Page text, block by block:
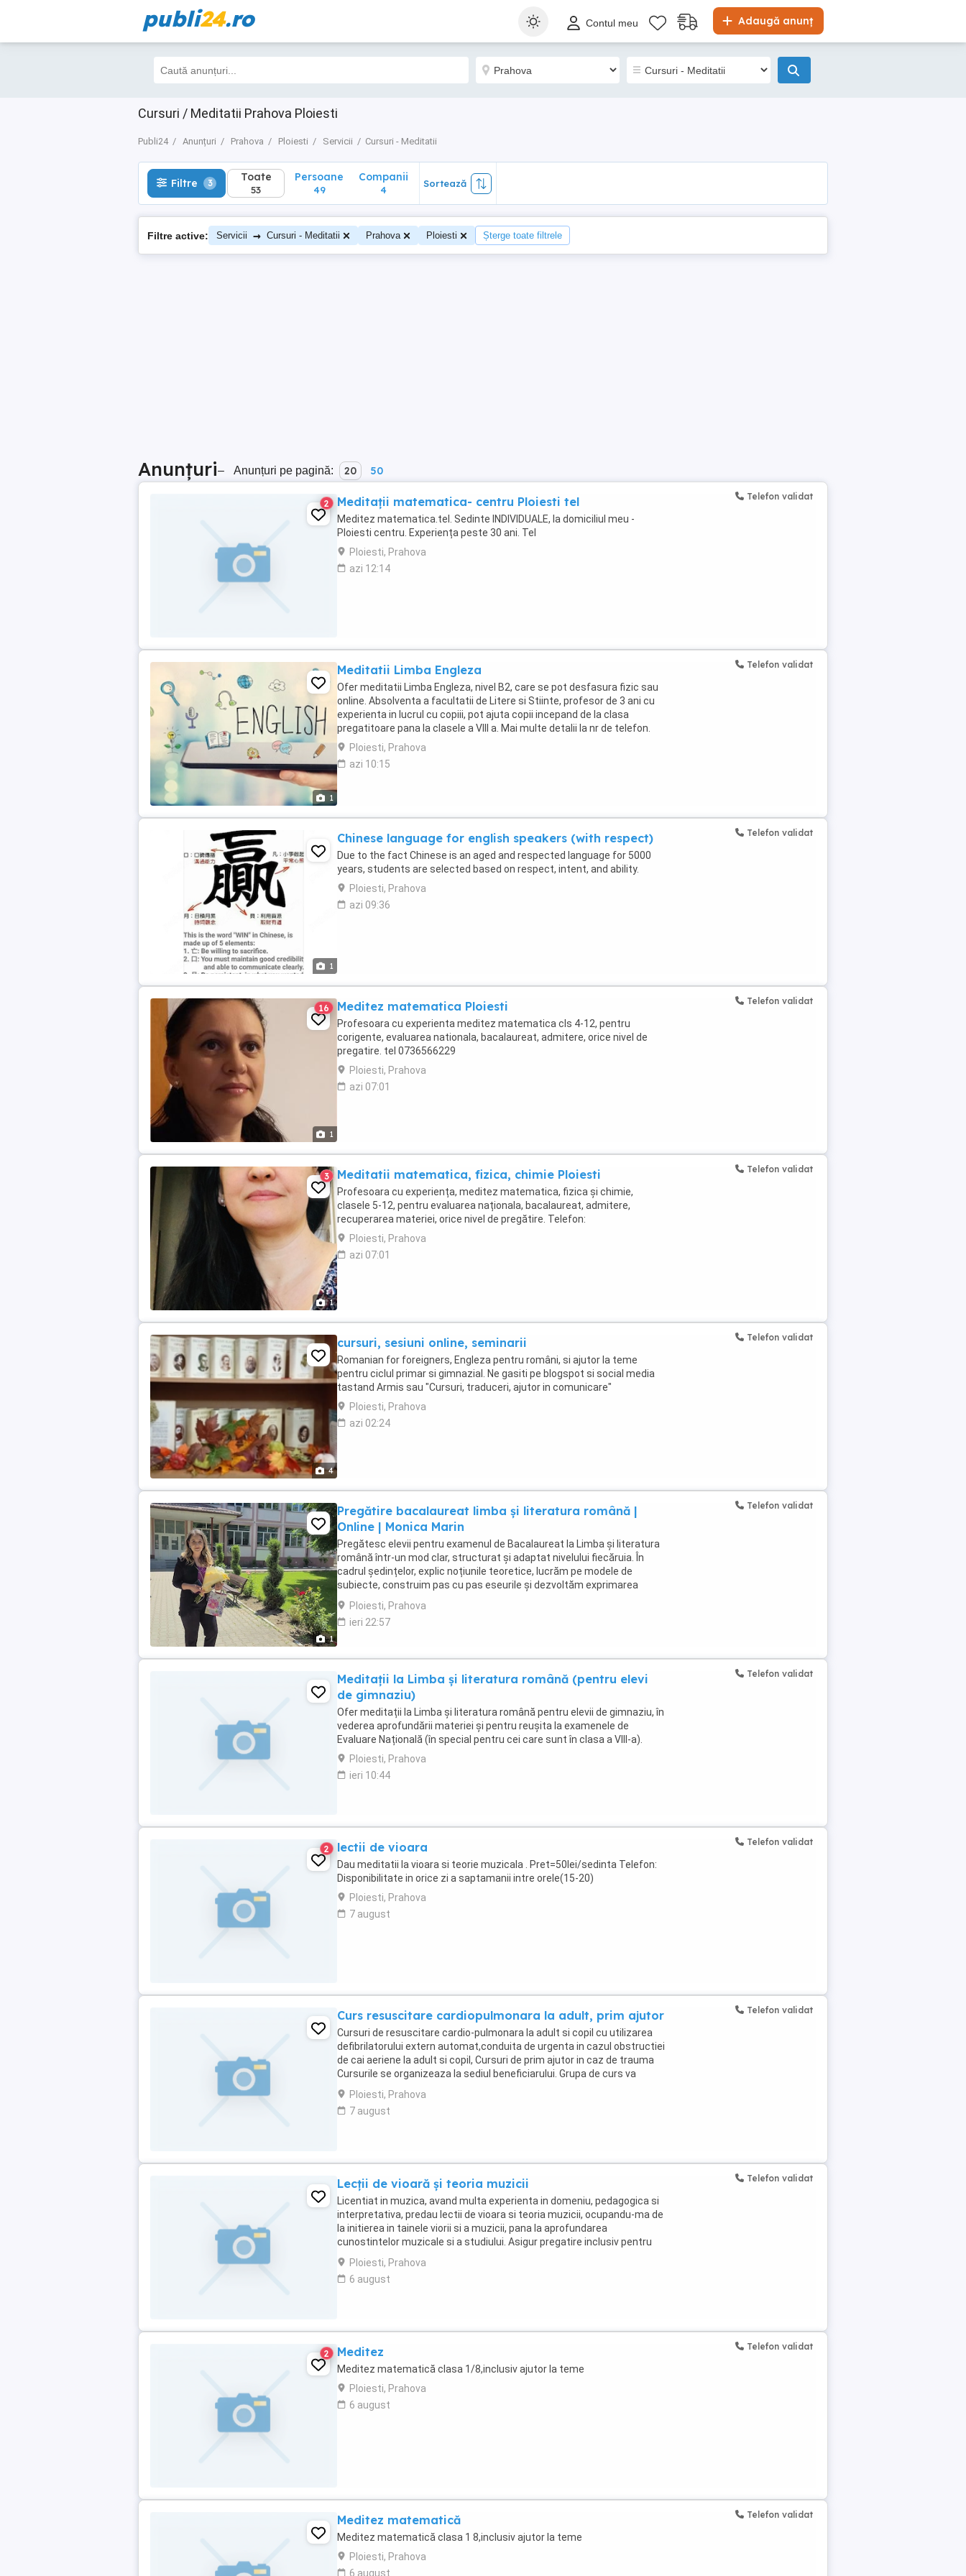
publi24.ro Adaugă anunț
Contul meu
Cursuri / Meditatii Prahova Ploiesti
Publi24 Anunțuri Prahova Ploiesti Servicii Cursuri - Meditatii
Filtre 3 Toate
53
Filtre 3 Toate
53
Persoane
49
Companii
4
Sortează
Filtre active: Servicii → Cursuri - Meditatii Prahova Ploiesti Șterge toate filtrele
Anunțuri– Anunțuri pe pagină: 20 50
2 Meditații matematica- centru Ploiesti tel
Meditez matematica.tel. Sedinte INDIVIDUALE, la domiciliul meu -
Ploiesti centru. Experiența peste 30 ani. Tel
Ploiesti, Prahova
azi 12:14
Telefon validat
1
Meditatii Limba Engleza
Ofer meditatii Limba Engleza, nivel B2, care se pot desfasura fizic sau
online. Absolventa a facultatii de Litere si Stiinte, profesor de 3 ani cu
experienta in lucrul cu copiii, pot ajuta copii incepand de la clasa
pregatitoare pana la clasele a VIII a. Mai multe detalii la nr de telefon.
Ploiesti, Prahova
azi 10:15
Telefon validat
1
Chinese language for english speakers (with respect)
Due to the fact Chinese is an aged and respected language for 5000
years, students are selected based on respect, intent, and ability.
Ploiesti, Prahova
azi 09:36
Telefon validat
1
16 Meditez matematica Ploiesti
Profesoara cu experienta meditez matematica cls 4-12, pentru
corigente, evaluarea nationala, bacalaureat, admitere, orice nivel de
pregatire. tel 0736566229
Ploiesti, Prahova
azi 07:01
Telefon validat
1
3 Meditatii matematica, fizica, chimie Ploiesti
Profesoara cu experiența, meditez matematica, fizica și chimie,
clasele 5-12, pentru evaluarea naționala, bacalaureat, admitere,
recuperarea materiei, orice nivel de pregătire. Telefon:
Ploiesti, Prahova
azi 07:01
Telefon validat
4
cursuri, sesiuni online, seminarii
Romanian for foreigners, Engleza pentru români, si ajutor la teme
pentru ciclul primar si gimnazial. Ne gasiti pe blogspot si social media
tastand Armis sau "Cursuri, traduceri, ajutor in comunicare"
Ploiesti, Prahova
azi 02:24
Telefon validat
1
Pregătire bacalaureat limba și literatura română |
Online | Monica Marin
Pregătesc elevii pentru examenul de Bacalaureat la Limba și literatura
română într-un mod clar, structurat și adaptat nivelului fiecăruia. În
cadrul ședințelor, explic noțiunile teoretice, lucrăm pe modele de
subiecte, construim pas cu pas eseurile și dezvoltăm exprimarea
corectă și coerentă. Pun accent ...
Ploiesti, Prahova
ieri 22:57
Telefon validat
Meditații la Limba și literatura română (pentru elevi
de gimnaziu)
Ofer meditații la Limba și literatura română pentru elevii de gimnaziu, în
vederea aprofundării materiei și pentru reușita la examenele de
Evaluare Națională (în special pentru cei care sunt în clasa a VIII-a).
Ploiesti, Prahova
ieri 10:44
Telefon validat
2 lectii de vioara
Dau meditatii la vioara si teorie muzicala . Pret=50lei/sedinta Telefon:
Disponibilitate in orice zi a saptamanii intre orele(15-20)
Ploiesti, Prahova
7 august
Telefon validat
Curs resuscitare cardiopulmonara la adult, prim ajutor
Cursuri de resuscitare cardio-pulmonara la adult si copil cu utilizarea
defibrilatorului extern automat,conduita de urgenta in cazul obstructiei
de cai aeriene la adult si copil, Cursuri de prim ajutor in caz de trauma
Cursurile se organizeaza la sediul beneficiarului. Grupa de curs va
curpinde 12-16 ...
Ploiesti, Prahova
7 august
Telefon validat
Lecții de vioară și teoria muzicii
Licentiat in muzica, avand multa experienta in domeniu, pedagogica si
interpretativa, predau lectii de vioara si teoria muzicii, ocupandu-ma de
la initierea in tainele viorii si a muzicii, pana la aprofundarea
cunostintelor muzicale si a studiului. Asigur pregatire inclusiv pentru
admiterea la liceu ...
Ploiesti, Prahova
6 august
Telefon validat
2 Meditez
Meditez matematică clasa 1/8,inclusiv ajutor la teme
Ploiesti, Prahova
6 august
Telefon validat
Meditez matematică
Meditez matematică clasa 1 8,inclusiv ajutor la teme
Ploiesti, Prahova
6 august
Telefon validat